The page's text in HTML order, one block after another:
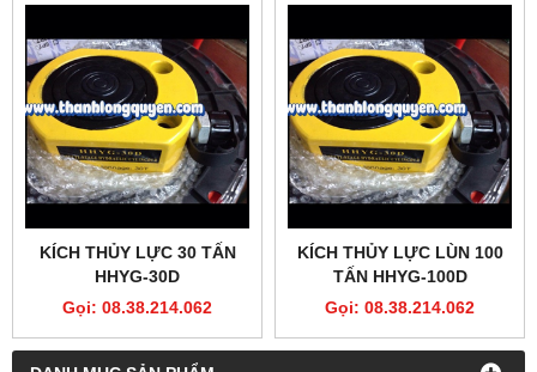
KÍCH THỦY LỰC 30 TẤN
HHYG-30D
Gọi: 08.38.214.062
KÍCH THỦY LỰC LÙN 100
TẤN HHYG-100D
Gọi: 08.38.214.062